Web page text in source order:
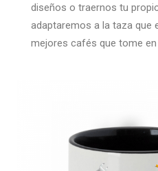
diseños o traernos tu
adaptaremos a la taza que
mejores cafés que tome